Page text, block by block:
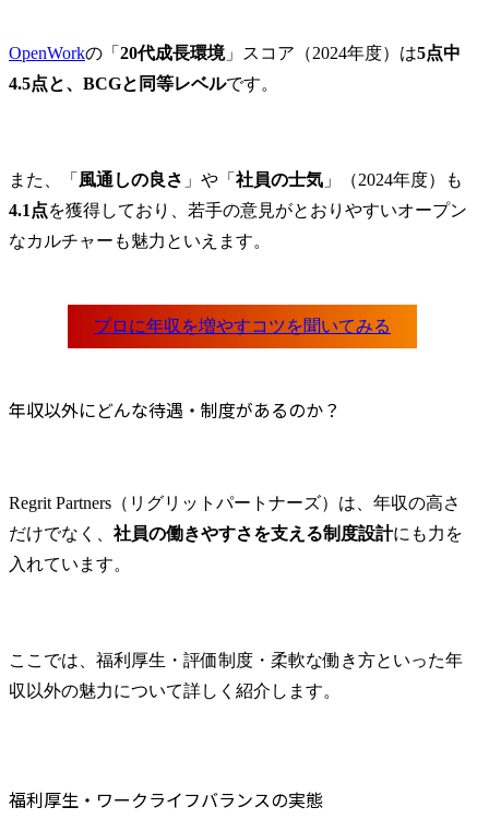
OpenWorkの「 20代成長環境」スコア（2024年度）は5点中
4.5点と、BCGと同等レベルです。
また、「 風通しの良さ 」や「 社員の士気 」（2024年度）も
4.1点を獲得しており、若手の意見がとおりやすいオープン
なカルチャーも魅力といえます。
年収以外にどんな待遇・制度があるのか？
Regrit Partners（リグリットパートナーズ）は、年収の高さ
だけでなく、 社員の働きやすさを支える制度設計にも力を
入れています。
ここでは、福利厚生・評価制度・柔軟な働き方といった年
収以外の魅力について詳しく紹介します。
福利厚生・ワークライフバランスの実態